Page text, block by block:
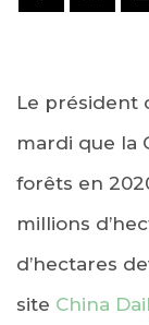
Le président
mardi que la
forêts en
millions
d’hectares
site China